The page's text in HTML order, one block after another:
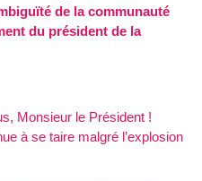
de la communauté
du président de la
Monsieur le Président !
à se taire malgré l’explosion